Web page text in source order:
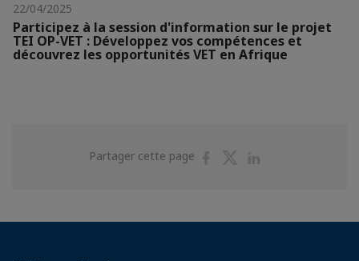
22/04/2025
Participez à la session d'information sur le projet
TEI OP-VET : Développez vos compétences et
découvrez les opportunités VET en Afrique
Partager cette page
PartagerPartager